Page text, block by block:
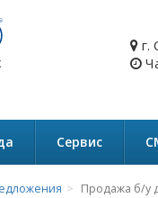
г.
Сервис
Продажа б/у